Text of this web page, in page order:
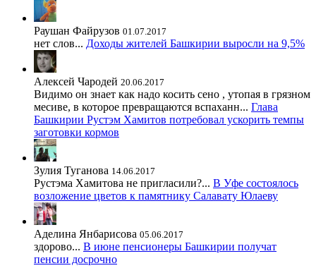
Раушан Файрузов 01.07.2017
нет слов... Доходы жителей Башкирии выросли на 9,5%
Алексей Чародей 20.06.2017
Видимо он знает как надо косить сено , утопая в грязном
месиве, в которое превращаются вспаханн... Глава
Башкирии Рустэм Хамитов потребовал ускорить темпы
заготовки кормов
Зулия Туганова 14.06.2017
Рустэма Хамитова не пригласили?... В Уфе состоялось
возложение цветов к памятнику Салавату Юлаеву
Аделина Янбарисова 05.06.2017
здорово... В июне пенсионеры Башкирии получат
пенсии досрочно